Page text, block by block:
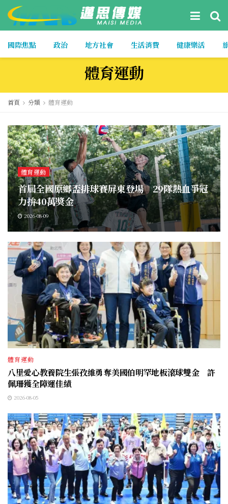
國際焦點 政治 地方社會 生活消費 健康樂活
體育運動
首頁 分類 體育運動
體育運動
首屆全國原鄉盃排球賽屏東登場 29隊熱血爭冠
力拚40萬獎金
2026-08-09
體育運動
八里愛心教養院生張孜維勇奪美國伯明罕地板滾球雙金 許
佩珊獲全障運佳績
2026-08-05